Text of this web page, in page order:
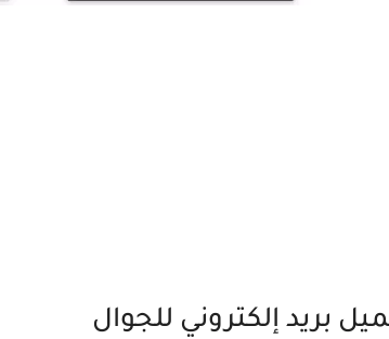
بريد إلكتروني للجوال